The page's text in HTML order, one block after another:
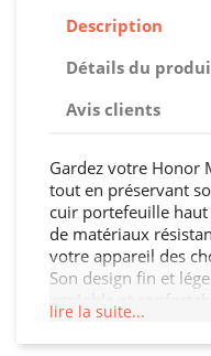
Description
Détails du
Avis clients
Gardez votre Honor
tout en préservant
cuir portefeuille
de matériaux
votre appareil des
Son design fin et
agréable et
tous les ports et
Lite 5G grâce à sa
lire la suite...